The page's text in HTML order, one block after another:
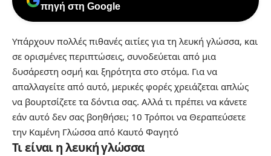
πηγή στη Google
Υπάρχουν πολλές πιθανές αιτίες για τη λευκή γλώσσα, και
σε ορισμένες περιπτώσεις, συνοδεύεται από μια
δυσάρεστη οσμή και ξηρότητα στο στόμα. Για να
απαλλαγείτε από αυτό, μερικές φορές χρειάζεται απλώς
να βουρτσίζετε τα δόντια σας. Αλλά τι πρέπει να κάνετε
εάν αυτό δεν σας βοηθήσει; 10 Τρόποι να Θεραπεύσετε
την Καμένη Γλώσσα από Καυτό Φαγητό
Τι είναι η λευκή γλώσσα